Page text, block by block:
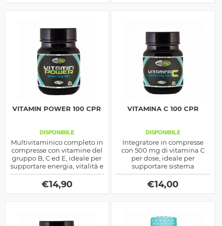
VITAMIN POWER 100 CPR
DISPONIBILE
Multivitaminico completo in
compresse con vitamine del
gruppo B, C ed E, ideale per
supportare energia, vitalità e
benessere quotidiano.
€14,90
VITAMINA C 100 CPR
DISPONIBILE
Integratore in compresse
con 500 mg di vitamina C
per dose, ideale per
supportare sistema
immunitario, energia e
protezione dallo stress
ossidativo.
€14,00